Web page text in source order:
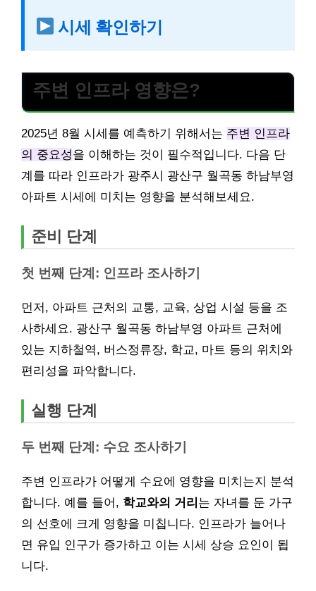
시세 확인하기
주변 인프라 영향은?
2025년 8월 시세를 예측하기 위해서는 주변 인프라
의 중요성을 이해하는 것이 필수적입니다. 다음 단
계를 따라 인프라가 광주시 광산구 월곡동 하남부영
아파트 시세에 미치는 영향을 분석해보세요.
준비 단계
첫 번째 단계: 인프라 조사하기
먼저, 아파트 근처의 교통, 교육, 상업 시설 등을 조
사하세요. 광산구 월곡동 하남부영 아파트 근처에
있는 지하철역, 버스정류장, 학교, 마트 등의 위치와
편리성을 파악합니다.
실행 단계
두 번째 단계: 수요 조사하기
주변 인프라가 어떻게 수요에 영향을 미치는지 분석
합니다. 예를 들어, 학교와의 거리 는 자녀를 둔 가구
의 선호에 크게 영향을 미칩니다. 인프라가 늘어나
면 유입 인구가 증가하고 이는 시세 상승 요인이 됩
니다.